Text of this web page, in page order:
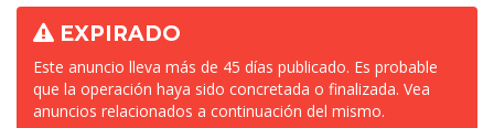
EXPIRADO
Este anuncio lleva más de 45 días publicado. Es probable
que la operación haya sido concretada o finalizada. Vea
anuncios relacionados a continuación del mismo.